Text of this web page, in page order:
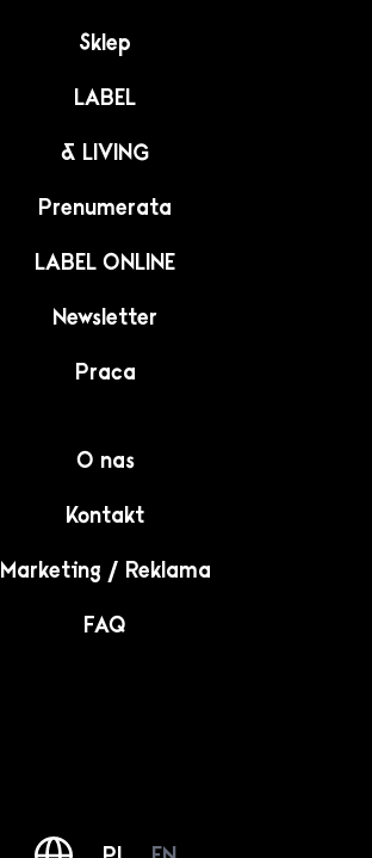
Sklep
LABEL
& LIVING
Prenumerata
LABEL ONLINE
Newsletter
Praca
O nas
Kontakt
Marketing / Reklama
FAQ